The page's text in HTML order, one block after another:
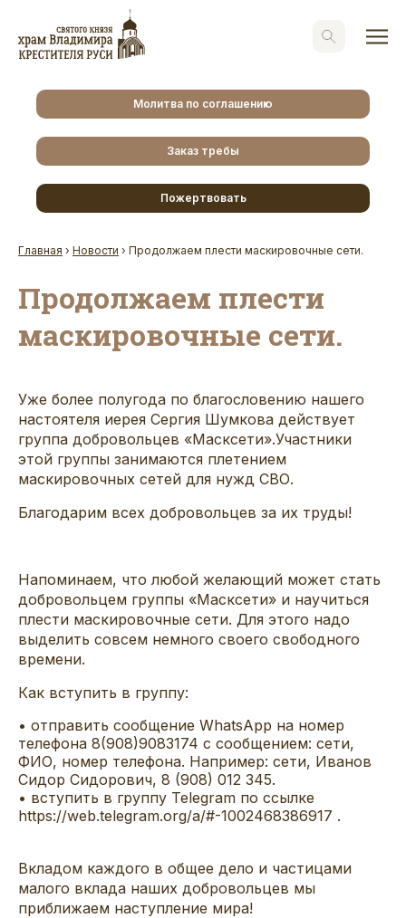
Молитва по соглашению
Заказ требы
Пожертвовать
Главная › Новости › Продолжаем плести маскировочные сети.
Продолжаем плести
маскировочные сети.
Уже более полугода по благословению нашего
настоятеля иерея Сергия Шумкова действует
группа добровольцев «Масксети».Участники
этой группы занимаются плетением
маскировочных сетей для нужд СВО.
Благодарим всех добровольцев за их труды!
Напоминаем, что любой желающий может стать
добровольцем группы «Масксети» и научиться
плести маскировочные сети. Для этого надо
выделить совсем немного своего свободного
времени.
Как вступить в группу:
• отправить сообщение WhatsApp на номер
телефона 8(908)9083174 с сообщением: сети,
ФИО, номер телефона. Например: сети, Иванов
Сидор Сидорович, 8 (908) 012 345.
• вступить в группу Telegram по ссылке
https://web.telegram.org/a/#-1002468386917 .
Вкладом каждого в общее дело и частицами
малого вклада наших добровольцев мы
приближаем наступление мира!